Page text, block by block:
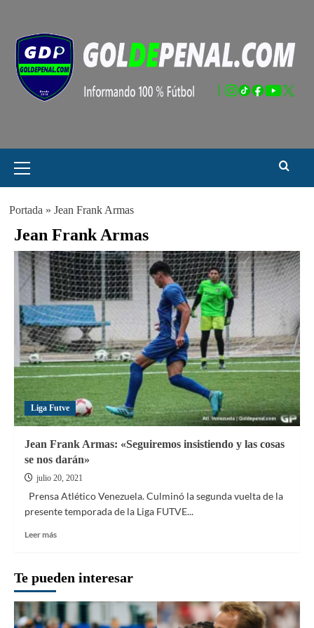
contenido
principal
Portada » Jean Frank Armas
Jean Frank Armas
Liga Futve
Jean Frank Armas: «Seguiremos insistiendo y las cosas
se nos darán»
julio 20, 2021
Prensa Atlético Venezuela. Culminó la segunda vuelta de la
presente temporada de la Liga FUTVE...
Leer másLeer
Jean
Frank
Armas:
insistiendo
Te pueden interesar